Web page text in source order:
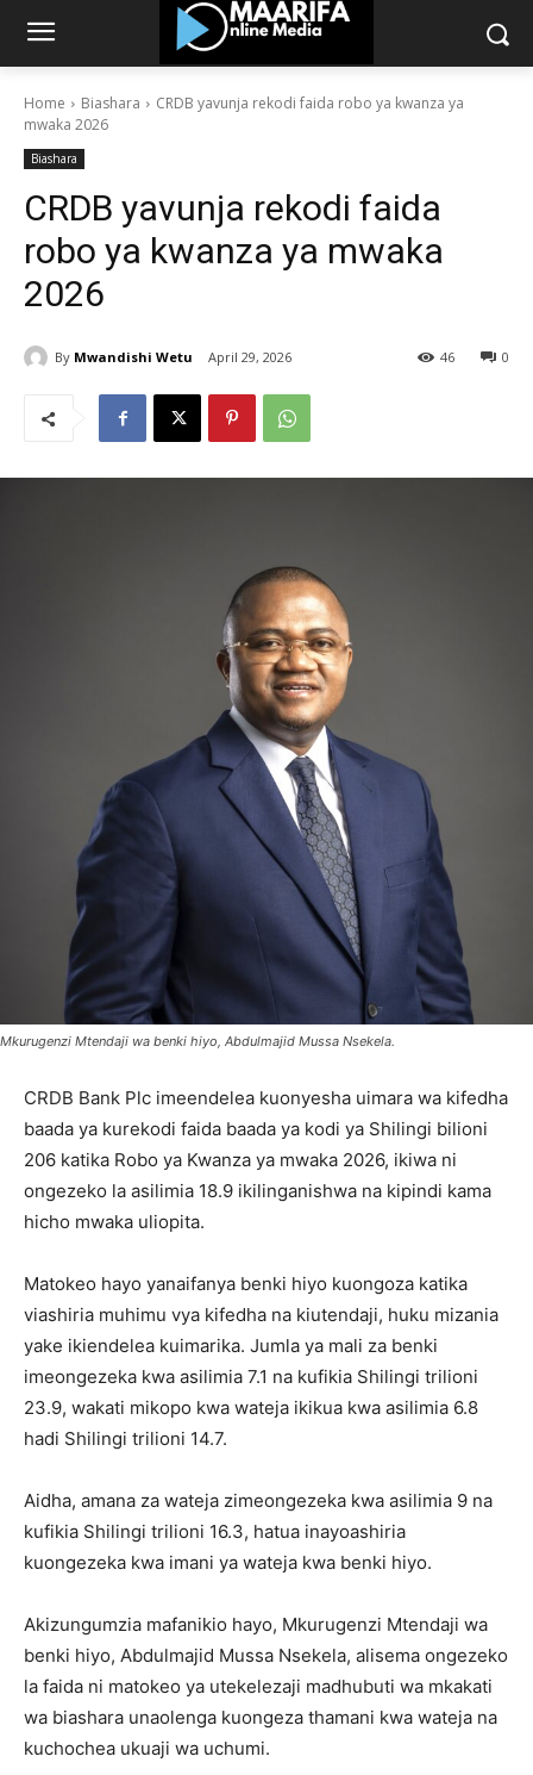
Home Biashara
CRDB yavunja rekodi faida robo ya kwanza ya
mwaka 2026
Biashara
CRDB yavunja rekodi faida
robo ya kwanza ya mwaka
2026
By Mwandishi Wetu April 29, 2026 0
46
Mkurugenzi Mtendaji wa benki hiyo, Abdulmajid Mussa Nsekela.
CRDB Bank Plc imeendelea kuonyesha uimara wa kifedha
baada ya kurekodi faida baada ya kodi ya Shilingi bilioni
206 katika Robo ya Kwanza ya mwaka 2026, ikiwa ni
ongezeko la asilimia 18.9 ikilinganishwa na kipindi kama
hicho mwaka uliopita.
Matokeo hayo yanaifanya benki hiyo kuongoza katika
viashiria muhimu vya kifedha na kiutendaji, huku mizania
yake ikiendelea kuimarika. Jumla ya mali za benki
imeongezeka kwa asilimia 7.1 na kufikia Shilingi trilioni
23.9, wakati mikopo kwa wateja ikikua kwa asilimia 6.8
hadi Shilingi trilioni 14.7.
Aidha, amana za wateja zimeongezeka kwa asilimia 9 na
kufikia Shilingi trilioni 16.3, hatua inayoashiria
kuongezeka kwa imani ya wateja kwa benki hiyo.
Akizungumzia mafanikio hayo, Mkurugenzi Mtendaji wa
benki hiyo, Abdulmajid Mussa Nsekela, alisema ongezeko
la faida ni matokeo ya utekelezaji madhubuti wa mkakati
wa biashara unaolenga kuongeza thamani kwa wateja na
kuchochea ukuaji wa uchumi.